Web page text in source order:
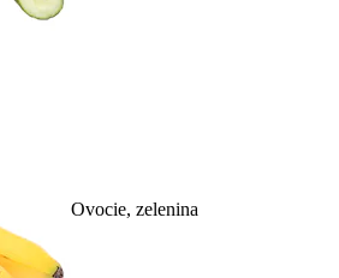
Ovocie, zelenina